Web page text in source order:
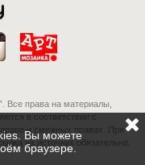
Все права на материалы,
в соответствии с
и смежных правах. При
на источник обязательна.
Вы можете
браузере.